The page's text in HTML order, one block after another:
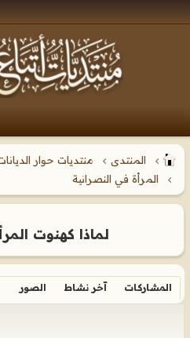
المنتدى منتديات حوار
المرأة في النصرانية
لماذا كهنوت
المشاركات آخر نشاط الصور